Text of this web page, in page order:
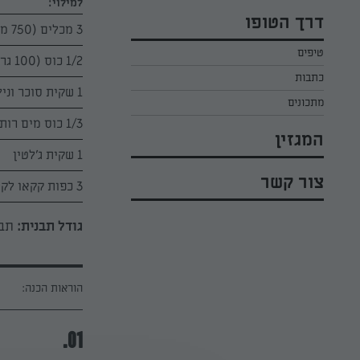
סלטים לפסח
עוגיות לפסח
קארין בנולול
מירי כהן
רובי מיכאל
דרך הטופו
טיפים
כתבות
מתכונים
המגזין
צור קשר
3 מכלים (750 מ"ל) שמנת להקצפה 38% "השף הלבן"
1/2 כוס (100 גרם) סוכר
1 שקית סוכר וניל
1/3 כוס מים רותחים עם 5 כפיות נס קפה
1 שקית ג'לטין
3 כפות קקאו לקישוט
גודל תבנית:
הוראות הכנה:
01.